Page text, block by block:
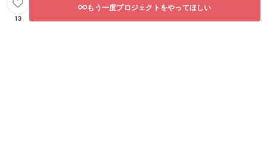
13
もう一度プロジェクトをやってほしい